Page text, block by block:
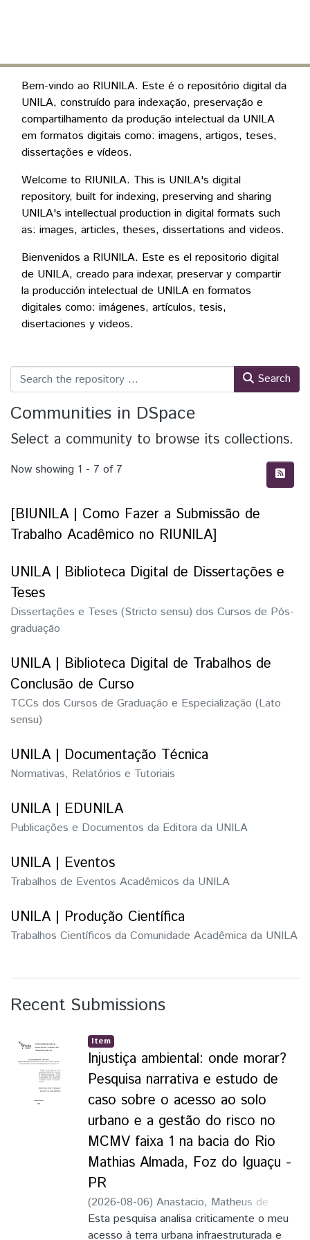
Communities & Collections
All of DSpace
Statistics
Bem-vindo ao RIUNILA. Este é o repositório digital da
UNILA, construído para indexação, preservação e
compartilhamento da produção intelectual da UNILA
em formatos digitais como: imagens, artigos, teses,
dissertações e vídeos.
Welcome to RIUNILA. This is UNILA's digital
repository, built for indexing, preserving and sharing
UNILA's intellectual production in digital formats such
as: images, articles, theses, dissertations and videos.
Bienvenidos a RIUNILA. Este es el repositorio digital
de UNILA, creado para indexar, preservar y compartir
la producción intelectual de UNILA en formatos
digitales como: imágenes, artículos, tesis,
disertaciones y videos.
Search
Communities in DSpace
Select a community to browse its collections.
Now showing 1 - 7 of 7
[BIUNILA | Como Fazer a Submissão de
Trabalho Acadêmico no RIUNILA]
UNILA | Biblioteca Digital de Dissertações e
Teses
Dissertações e Teses (Stricto sensu) dos Cursos de Pós-
graduação
UNILA | Biblioteca Digital de Trabalhos de
Conclusão de Curso
TCCs dos Cursos de Graduação e Especialização (Lato
sensu)
UNILA | Documentação Técnica
Normativas, Relatórios e Tutoriais
UNILA | EDUNILA
Publicações e Documentos da Editora da UNILA
UNILA | Eventos
Trabalhos de Eventos Acadêmicos da UNILA
UNILA | Produção Científica
Trabalhos Científicos da Comunidade Acadêmica da UNILA
Recent Submissions
Item
Injustiça ambiental: onde morar?
Pesquisa narrativa e estudo de
caso sobre o acesso ao solo
urbano e a gestão do risco no
MCMV faixa 1 na bacia do Rio
Mathias Almada, Foz do Iguaçu -
PR
(2026-08-06) Anastacio, Matheus de
Oliveira
Esta pesquisa analisa criticamente o meu
acesso à terra urbana infraestruturada e